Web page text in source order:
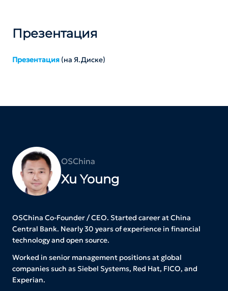
Презентация
Презентация (на Я.Диске)
OSChina
Xu Young
OSChina Co-Founder / CEO. Started career at China
Central Bank. Nearly 30 years of experience in financial
technology and open source.
Worked in senior management positions at global
companies such as Siebel Systems, Red Hat, FICO, and
Experian.